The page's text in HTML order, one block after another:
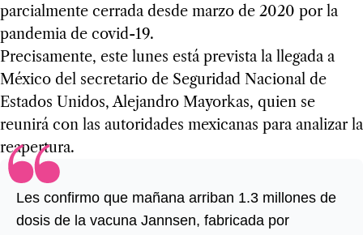
parcialmente cerrada desde marzo de 2020 por la
pandemia de covid-19.
Precisamente, este lunes está prevista la llegada a
México del secretario de Seguridad Nacional de
Estados Unidos, Alejandro Mayorkas, quien se
reunirá con las autoridades mexicanas para analizar la
reapertura.
Les confirmo que mañana arriban 1.3 millones de
dosis de la vacuna Jannsen, fabricada por